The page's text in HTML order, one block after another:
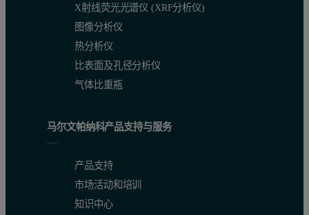
X射线荧光光谱仪 (XRF分析仪)
图像分析仪
热分析仪
比表面及孔径分析仪
气体比重瓶
马尔文帕纳科产品支持与服务
产品支持
市场活动和培训
知识中心